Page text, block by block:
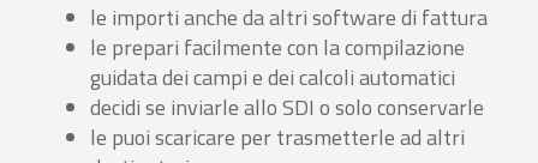
le importi anche da altri software di fattura
le prepari facilmente con la compilazione
guidata dei campi e dei calcoli automatici
decidi se inviarle allo SDI o solo conservarle
le puoi scaricare per trasmetterle ad altri